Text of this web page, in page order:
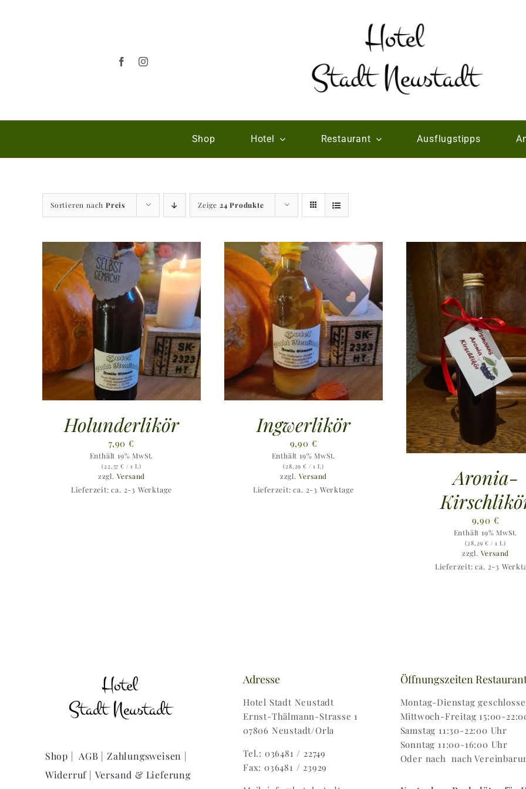
Shop Hotel Restaurant Ausflugstipps
Sortieren nach Preis Zeige 24 Produkte
Holunderlikör
7,90€
Enthält 19% MwSt.
(22,57€ / 1 L)
zzgl. Versand
Lieferzeit: ca. 2-3 Werktage
Ingwerlikör
9,90 €
Enthält 19% MwSt.
(28,29€ / 1 L)
zzgl. Versand
Lieferzeit: ca. 2-3 Werktage
Aronia-
9,90 €
Enthält 19% MwSt.
(28,29€ / 1 L)
zzgl. Versand
Lieferzeit: ca. 2-3
Shop | AGB | Zahlungsweisen |
Widerruf | Versand & Lieferung
Adresse
Hotel Stadt Neustadt
Ernst-Thälmann-Strasse 1
07806 Neustadt/Orla
Tel.: 036481 / 22749
Fax: 036481 / 23929
Öffnungszeiten
Montag-Dienstag
Mittwoch-Freitag 15:00-
Samstag 11:30-22:00 Uhr
Sonntag 11:00-16:00 Uhr
Oder nach nach